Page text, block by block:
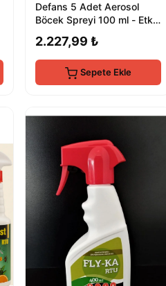
Defans 5 Adet Aerosol
Böcek Spreyi 100 ml - Etkili
Böcek Kontrolü
2.227,99 ₺
Sepete Ekle